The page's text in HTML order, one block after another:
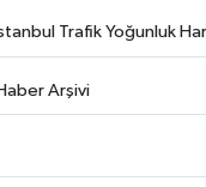
Trafik Yoğunluk
Arşivi